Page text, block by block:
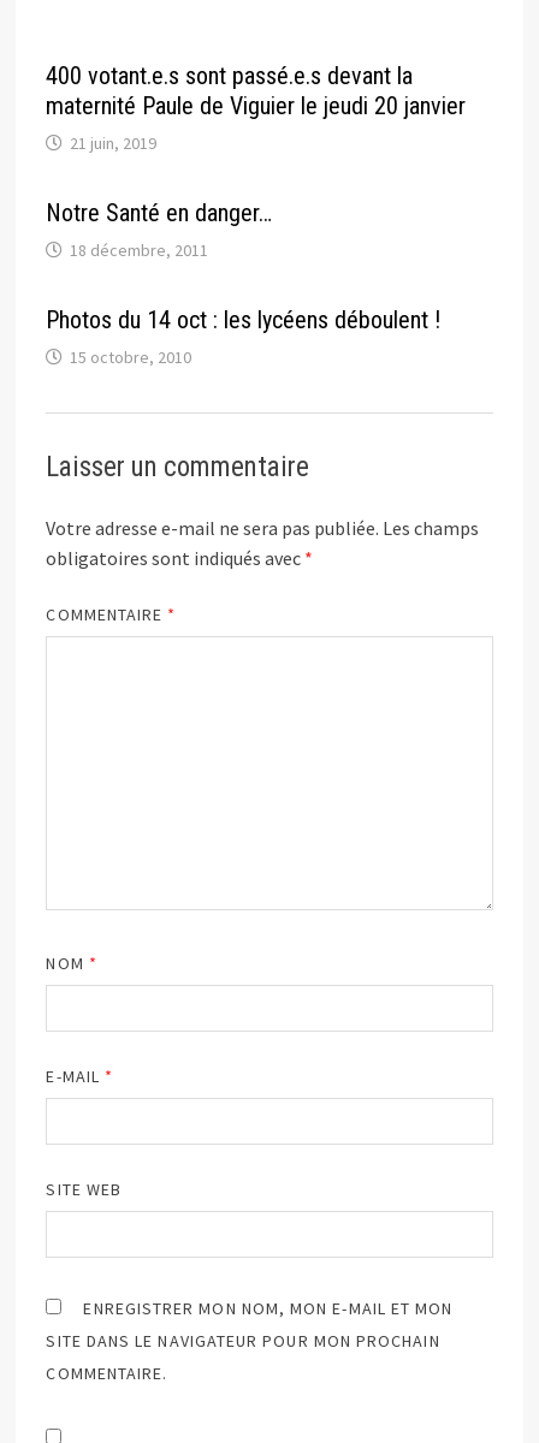
400 votant.e.s sont passé.e.s devant la
maternité Paule de Viguier le jeudi 20 janvier
21 juin, 2019
Notre Santé en danger…
18 décembre, 2011
Photos du 14 oct : les lycéens déboulent !
15 octobre, 2010
Laisser un commentaire
Votre adresse e-mail ne sera pas publiée. Les champs
obligatoires sont indiqués avec *
COMMENTAIRE *
NOM *
E-MAIL *
SITE WEB
ENREGISTRER MON NOM, MON E-MAIL ET MON
SITE DANS LE NAVIGATEUR POUR MON PROCHAIN
COMMENTAIRE.